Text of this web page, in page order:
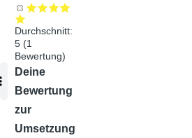
Durchschnitt:
5 (1
Bewertung)
Audiodatei
Deine
Bewertung
zur
Umsetzung